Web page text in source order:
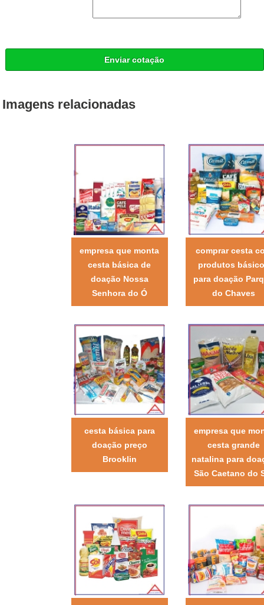
Enviar cotação
Imagens relacionadas
empresa que monta
cesta básica de
doação Nossa
Senhora do Ó
comprar cesta
produtos
para doação
do Chaves
cesta básica para
doação preço
Brooklin
empresa que
cesta grande
natalina para
São Caetano do